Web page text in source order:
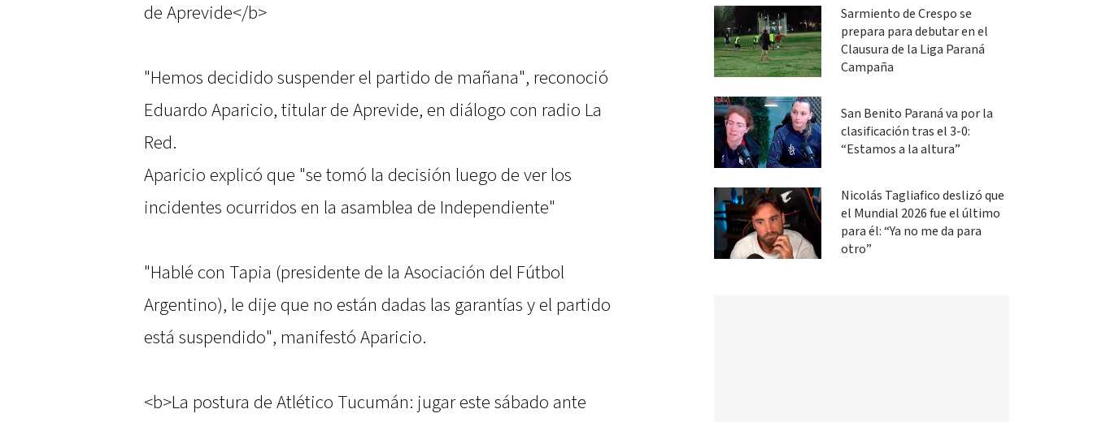
de Aprevide</b>
"Hemos decidido suspender el partido de mañana", reconoció
Eduardo Aparicio, titular de Aprevide, en diálogo con radio La
Red.
Aparicio explicó que "se tomó la decisión luego de ver los
incidentes ocurridos en la asamblea de Independiente"
"Hablé con Tapia (presidente de la Asociación del Fútbol
Argentino), le dije que no están dadas las garantías y el partido
está suspendido", manifestó Aparicio.
<b>La postura de Atlético Tucumán: jugar este sábado ante
Sarmiento de Crespo se
prepara para debutar en el
Clausura de la Liga Paraná
Campaña
San Benito Paraná va por la
clasificación tras el 3-0:
“Estamos a la altura”
Nicolás Tagliafico deslizó que
el Mundial 2026 fue el último
para él: “Ya no me da para
otro”